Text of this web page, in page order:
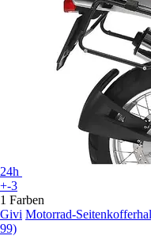
24h
+-3
1 Farben
Givi Motorrad-
99)